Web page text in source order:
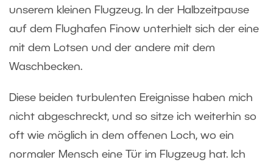
unserem kleinen Flugzeug. In der Halbzeitpause
auf dem Flughafen Finow unterhielt sich der eine
mit dem Lotsen und der andere mit dem
Waschbecken.
Diese beiden turbulenten Ereignisse haben mich
nicht abgeschreckt, und so sitze ich weiterhin so
oft wie möglich in dem offenen Loch, wo ein
normaler Mensch eine Tür im Flugzeug hat. Ich